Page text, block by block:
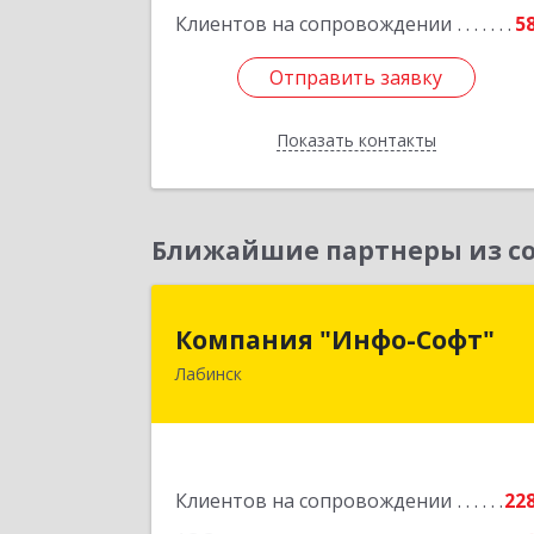
Клиентов на сопровождении
Отправить заявку
Показать контакты
Отправить заявку
Назад
Ближайшие партнеры из
Компания "Инфо-Софт"
Лабинск
Клиентов на сопровождении
Компания "Инфо-Софт"